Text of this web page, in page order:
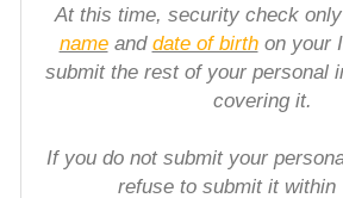
At this time, security check
nameand date of birthon your
submit the rest of your personal
covering it.
If you do not submit your
refuse to submit it within